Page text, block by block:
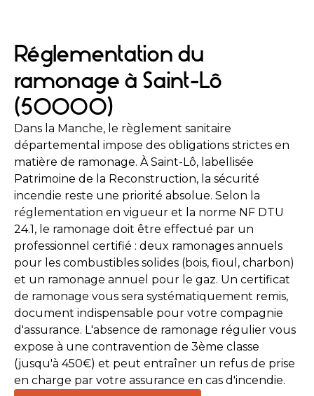
Réglementation du
ramonage à Saint-Lô
(50000)
Dans la Manche, le règlement sanitaire
départemental impose des obligations strictes en
matière de ramonage. À Saint-Lô, labellisée
Patrimoine de la Reconstruction, la sécurité
incendie reste une priorité absolue. Selon la
réglementation en vigueur et la norme NF DTU
24.1, le ramonage doit être effectué par un
professionnel certifié : deux ramonages annuels
pour les combustibles solides (bois, fioul, charbon)
et un ramonage annuel pour le gaz. Un certificat
de ramonage vous sera systématiquement remis,
document indispensable pour votre compagnie
d'assurance. L'absence de ramonage régulier vous
expose à une contravention de 3ème classe
(jusqu'à 450€) et peut entraîner un refus de prise
en charge par votre assurance en cas d'incendie.